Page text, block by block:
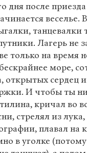
дня после
веселье.
танцевалки
Лагерь не
только на время
море,
открытых сердец
И чтобы ты
кричал во
стрелял из
плавал на
в уголке